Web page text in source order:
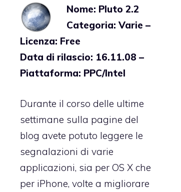
Nome: Pluto 2.2
Categoria: Varie –
Licenza: Free
Data di rilascio: 16.11.08 –
Piattaforma: PPC/Intel
Durante il corso delle ultime
settimane sulla pagine del
blog avete potuto leggere le
segnalazioni di varie
applicazioni, sia per OS X che
per iPhone, volte a migliorare